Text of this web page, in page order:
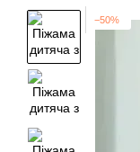
−50%